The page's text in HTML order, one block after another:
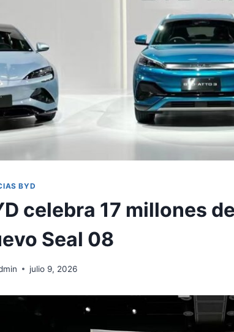
BYD
celebra 17 millones
Seal 08
julio 9, 2026